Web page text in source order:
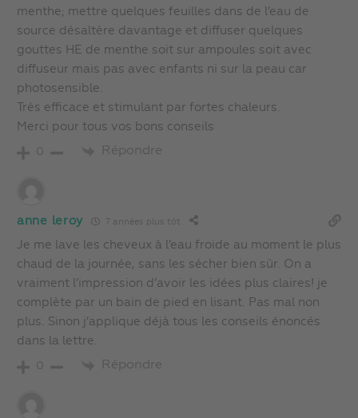
menthe; mettre quelques feuilles dans de l’eau de
source désaltère davantage et diffuser quelques
gouttes HE de menthe soit sur ampoules soit avec
diffuseur mais pas avec enfants ni sur la peau car
photosensible.
Très efficace et stimulant par fortes chaleurs.
Merci pour tous vos bons conseils
0 Répondre
anne leroy 7 années plus tôt
Je me lave les cheveux à l’eau froide au moment le plus
chaud de la journée, sans les sécher bien sûr. On a
vraiment l’impression d’avoir les idées plus claires! je
complète par un bain de pied en lisant. Pas mal non
plus. Sinon j’applique déjà tous les conseils énoncés
dans la lettre.
0 Répondre